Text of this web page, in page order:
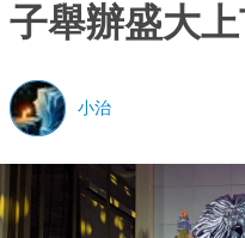
子舉辦盛大
小治